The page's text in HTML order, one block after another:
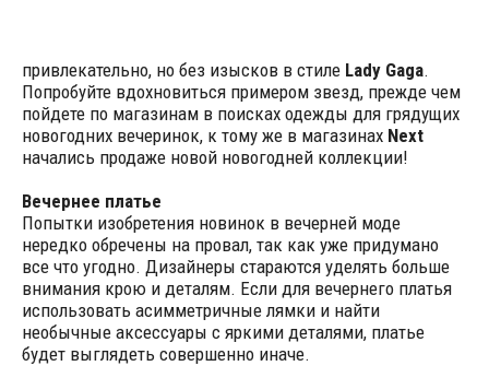
привлекательно, но без изысков в стиле Lady Gaga.
Попробуйте вдохновиться примером звезд, прежде чем
пойдете по магазинам в поисках одежды для грядущих
новогодних вечеринок, к тому же в магазинах Next
начались продаже новой новогодней коллекции!
Вечернее платье
Попытки изобретения новинок в вечерней моде
нередко обречены на провал, так как уже придумано
все что угодно. Дизайнеры стараются уделять больше
внимания крою и деталям. Если для вечернего платья
использовать асимметричные лямки и найти
необычные аксессуары с яркими деталями, платье
будет выглядеть совершенно иначе.